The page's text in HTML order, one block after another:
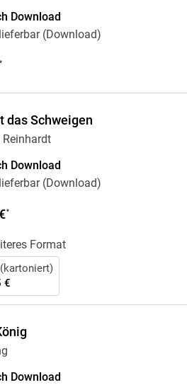
Download
(Download)
*
das Schweigen
Reinhardt
Download
(Download)
*
Format
€
Download